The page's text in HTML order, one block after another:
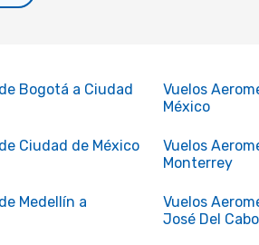
Bogotá a Ciudad
Vuelos
México
Ciudad de México
Vuelos
Monterrey
Medellín a
Vuelos
José Del Cabo